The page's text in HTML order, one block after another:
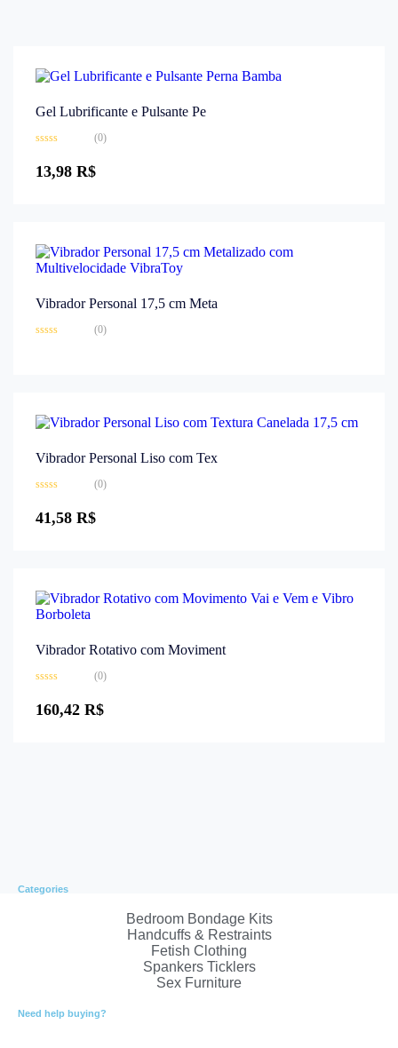
Gel Lubrificante e Pulsante Pe
0
de
(0)
13,98 R$
Vibrador Personal 17,5 cm Meta
(0)
Vibrador Personal Liso com Tex
0
de
(0)
41,58 R$
Vibrador Rotativo com Moviment
0
de
(0)
160,42 R$
Categories
Bedroom Bondage Kits
Handcuffs & Restraints
Fetish Clothing
Spankers Ticklers
Sex Furniture
Need help buying?